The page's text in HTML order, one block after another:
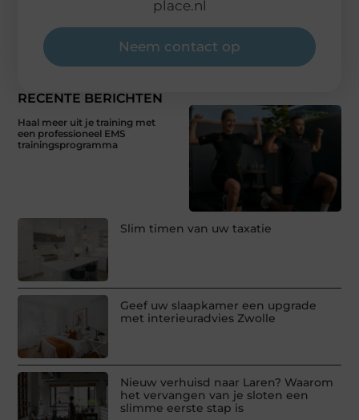
RECENTE BERICHTEN
Haal meer uit je training met
een professioneel EMS
trainingsprogramma
Slim timen van uw taxatie
Geef uw slaapkamer een upgrade
met interieuradvies Zwolle
Nieuw verhuisd naar Laren? Waarom
het vervangen van je sloten een
slimme eerste stap is
place.nl
Neem contact op